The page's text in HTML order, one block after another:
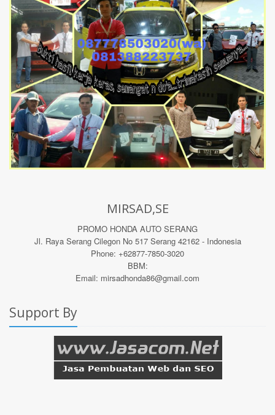
MIRSAD,SE
PROMO HONDA AUTO SERANG
Jl. Raya Serang Cilegon No 517 Serang 42162 - Indonesia
Phone: +62877-7850-3020
BBM:
Email: mirsadhonda86@gmail.com
Support By